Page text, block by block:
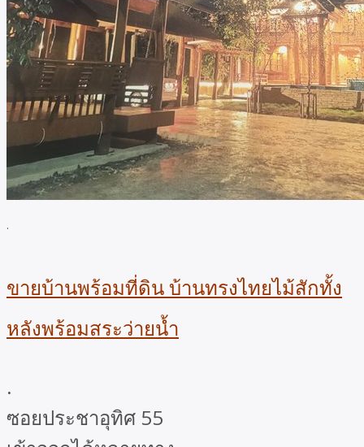
.
ขายบ้านพร้อมที่ดิน บ้านทรงไทยไม้สักทั้ง
หลังพร้อมสระว่ายน้ำ
.
ซอยประชาอุทิศ 55